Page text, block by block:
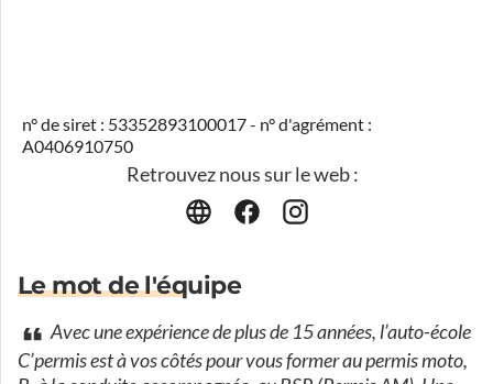
n° de siret : 53352893100017 - n° d'agrément :
A0406910750
Retrouvez nous sur le web :
Le mot de l'équipe
Avec une expérience de plus de 15 années, l’auto-école
C’permis est à vos côtés pour vous former au permis moto,